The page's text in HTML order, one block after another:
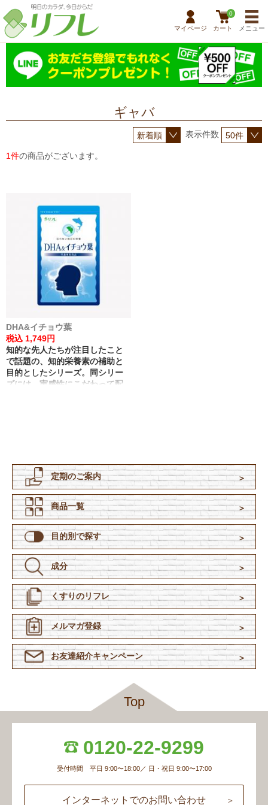
マイページ カート
0
メニュー
ギャバ
表示件数
1件の商品がございます。
DHA&イチョウ葉
税込 1,749円
知的な先人たちが注目したこと
で話題の、知的栄養素の補助と
目的としたシリーズ。同シリー
ズには、実感性にこだわって配
定期のご案内
商品一覧
目的別で探す
成分
くすりのリフレ
メルマガ登録
お友達紹介キャンペーン
Top
0120-22-9299
受付時間 平日 9:00〜18:00／ 日・祝日 9:00〜17:00
インターネットでのお問い合わせ